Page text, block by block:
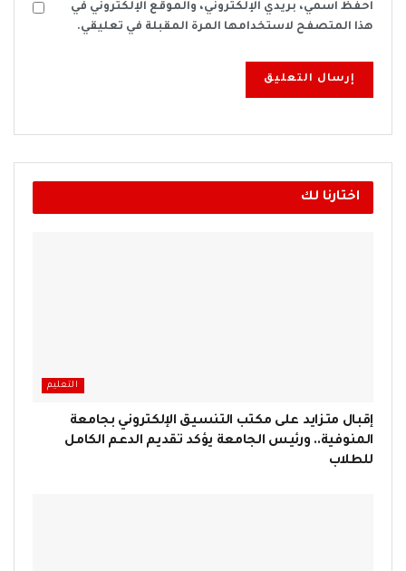
احفظ اسمي، بريدي الإلكتروني، والموقع الإلكتروني في
هذا المتصفح لاستخدامها المرة المقبلة في تعليقي.
اختارنا لك
التعليم
إقبال متزايد على مكتب التنسيق الإلكتروني بجامعة
المنوفية.. ورئيس الجامعة يؤكد تقديم الدعم الكامل
للطلاب